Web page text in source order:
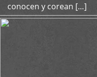
conocen y corean […]